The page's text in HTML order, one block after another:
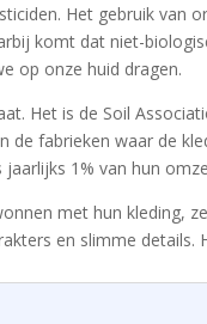
Het gebruik
komt dat niet-
op onze huid dragen.
Het is de Soil
de fabrieken waar de
1% van hun
met hun kleding,
en slimme